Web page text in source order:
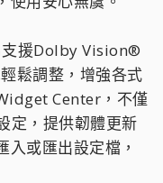
支援Dolby Vision®
鬆調整，增強各式
Center，不僅
定，提供韌體更新
或匯出設定檔，